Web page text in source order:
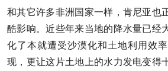
和其它许多非洲国家一样，肯尼亚也
酷影响。近些年来当地的降水量已经
化了本就遭受沙漠化和土地利用效
现，更让这片土地上的水力发电变得